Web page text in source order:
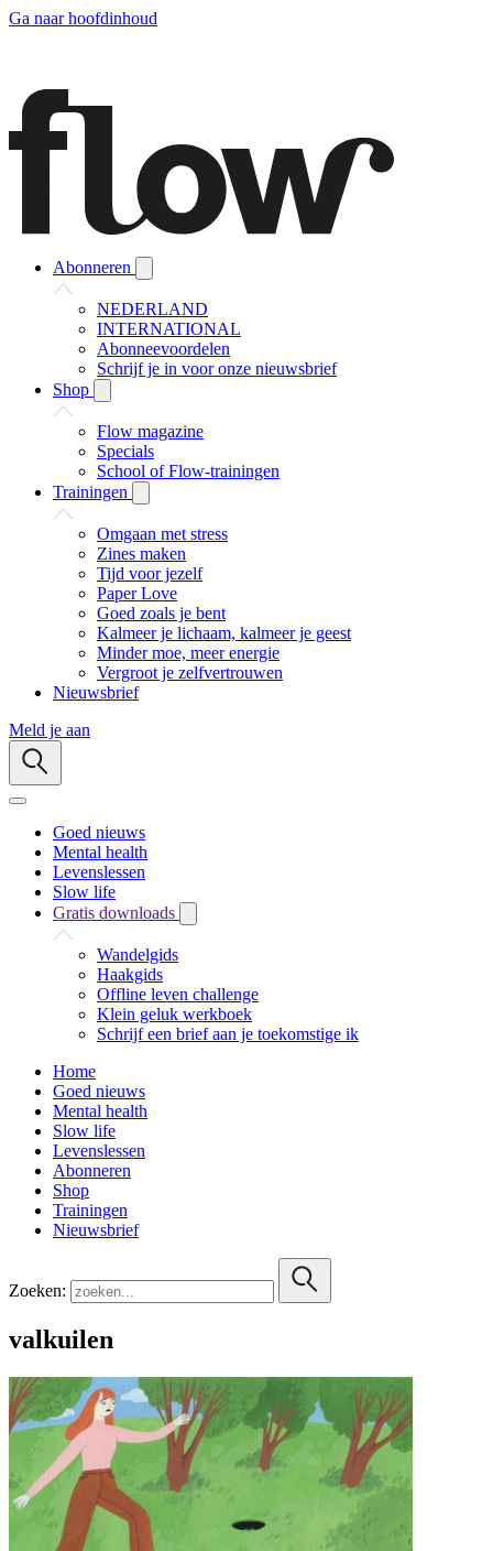
Ga naar hoofdinhoud
Abonneren
NEDERLAND
INTERNATIONAL
Abonneevoordelen
Schrijf je in voor onze nieuwsbrief
Shop
Flow magazine
Specials
School of Flow-trainingen
Trainingen
Omgaan met stress
Zines maken
Tijd voor jezelf
Paper Love
Goed zoals je bent
Kalmeer je lichaam, kalmeer je geest
Minder moe, meer energie
Vergroot je zelfvertrouwen
Nieuwsbrief
Meld je aan
Goed nieuws
Mental health
Levenslessen
Slow life
Gratis downloads
Wandelgids
Haakgids
Offline leven challenge
Klein geluk werkboek
Schrijf een brief aan je toekomstige ik
Home
Goed nieuws
Mental health
Slow life
Levenslessen
Abonneren
Shop
Trainingen
Nieuwsbrief
Zoeken:
valkuilen